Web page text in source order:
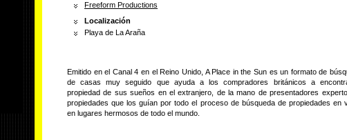
Freeform Productions
Localización
Playa de La Araña
Emitido en el Canal 4 en el Reino Unido, A Place in the Sun es un formato de
de casas muy seguido que ayuda a los compradores británicos a
propiedad de sus sueños en el extranjero, de la mano de presentadores
propiedades que los guían por todo el proceso de búsqueda de propiedades en
en lugares hermosos de todo el mundo.